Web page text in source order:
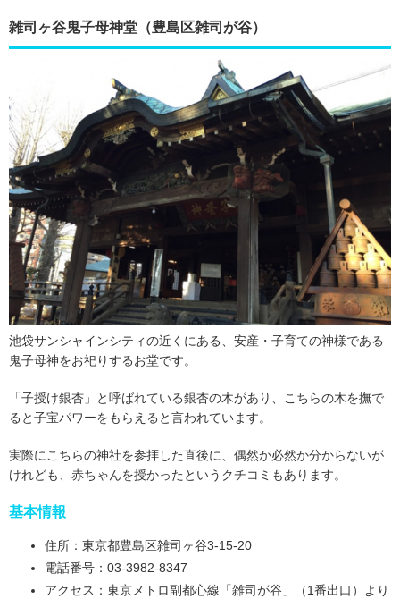
雑司ヶ谷鬼子母神堂（豊島区雑司が谷）
池袋サンシャインシティの近くにある、安産・子育ての神様である
鬼子母神をお祀りするお堂です。
「子授け銀杏」と呼ばれている銀杏の木があり、こちらの木を撫で
ると子宝パワーをもらえると言われています。
実際にこちらの神社を参拝した直後に、偶然か必然か分からないが
けれども、赤ちゃんを授かったというクチコミもあります。
基本情報
住所：東京都豊島区雑司ヶ谷3-15-20
電話番号：03-3982-8347
アクセス：東京メトロ副都心線「雑司が谷」（1番出口）より